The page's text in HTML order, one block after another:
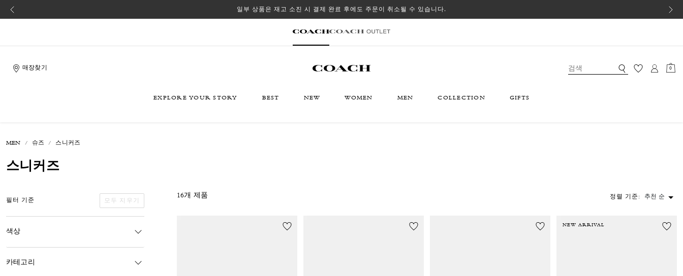
일부 상품은 재고 소진 시 결제 완료 후에도 주문이 취소될 수 있습니다.
매장찾기 0
EXPLORE YOUR STORY BEST NEW WOMEN MEN COLLECTION GIFTS
MEN 슈즈 스니커즈
스니커즈
필터 기준 모두 지우기
색상
카테고리
16개 제품 정렬 기준: 추천 순
NEW ARRIVAL